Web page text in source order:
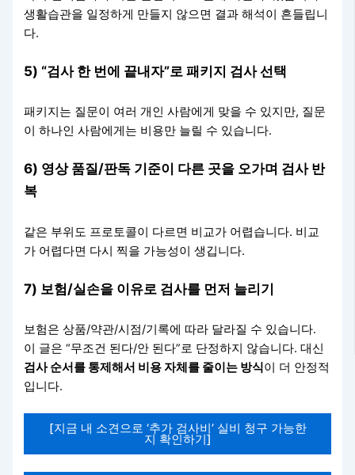
생활습관을 일정하게 만들지 않으면 결과 해석이 흔들립니
다.
5) “검사 한 번에 끝내자”로 패키지 검사 선택
패키지는 질문이 여러 개인 사람에게 맞을 수 있지만, 질문
이 하나인 사람에게는 비용만 늘릴 수 있습니다.
6) 영상 품질/판독 기준이 다른 곳을 오가며 검사 반
복
같은 부위도 프로토콜이 다르면 비교가 어렵습니다. 비교
가 어렵다면 다시 찍을 가능성이 생깁니다.
7) 보험/실손을 이유로 검사를 먼저 늘리기
보험은 상품/약관/시점/기록에 따라 달라질 수 있습니다.
이 글은 “무조건 된다/안 된다”로 단정하지 않습니다. 대신
검사 순서를 통제해서 비용 자체를 줄이는 방식이 더 안정적
입니다.
[지금 내 소견으로 ‘추가 검사비’ 실비 청구 가능한
지 확인하기]